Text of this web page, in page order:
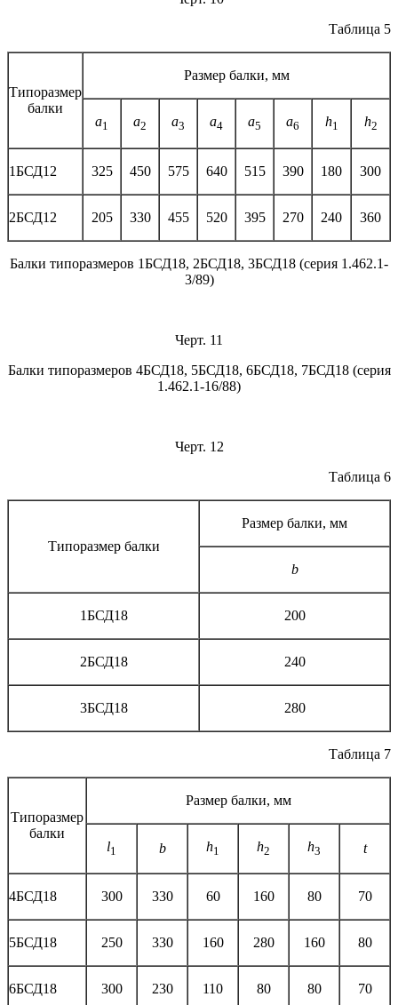
Таблица 5
Типоразмер
балки
Размер балки, мм
a1 a2 a3 a4 a5 a6 h1 h2
1БСД12 325 450 575 640 515 390 180 300
2БСД12 205 330 455 520 395 270 240 360
Балки типоразмеров 1БСД18, 2БСД18, 3БСД18 (серия 1.462.1-
3/89)
Черт. 11
Балки типоразмеров 4БСД18, 5БСД18, 6БСД18, 7БСД18 (серия
1.462.1-16/88)
Черт. 12
Таблица 6
Типоразмер балки
Размер балки, мм
b
1БСД18 200
2БСД18 240
3БСД18 280
Таблица 7
Типоразмер
балки
Размер балки, мм
l1 b h1 h2 h3 t
4БСД18 300 330 60 160 80 70
5БСД18 250 330 160 280 160 80
6БСД18 300 230 110 80 80 70